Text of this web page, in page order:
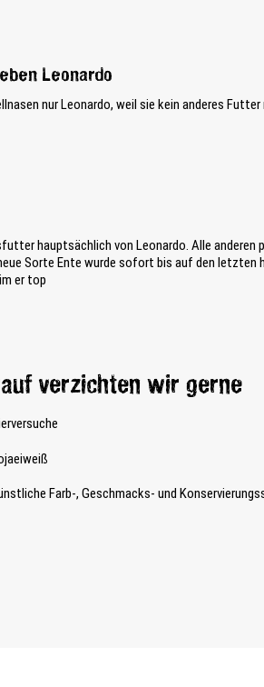
Leonardo
nur Leonardo, weil sie kein anderes Futter
hauptsächlich von Leonardo. Alle anderen
Sorte Ente wurde sofort bis auf den letzten
er top
verzichten wir gerne
Farb-, Geschmacks- und